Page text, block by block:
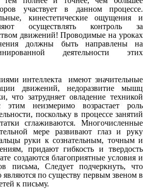
участвует в данном процессе.
кинестетические ощущения и
осуществлять контроль за
движений! Проводимые на уроках
должны быть направлены на
деятельности этих
интеллекта имеют значительные
движений, недоразвитие мышц
что затрудняет овладение техникой
неизмеримо возрастает роль
поскольку в процессе занятий
сглаживаются. Многочисленные
мере развивают глаз и руку
руки к сознательным, точным и
придают гибкость и твердость
создаются благоприятные условия и
письма, Следует подчеркнуть, что
являются по существу первым звеном в
к письму.